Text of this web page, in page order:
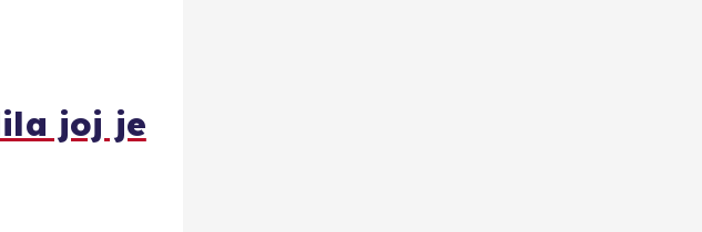
joj je